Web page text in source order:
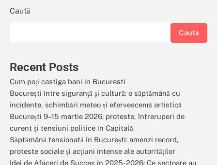
Caută
Caută
Recent Posts
Cum poți castiga bani in Bucuresti
București între siguranță și cultură: o săptămână cu
incidente, schimbări meteo și efervescență artistică
București 9–15 martie 2026: proteste, întreruperi de
curent și tensiuni politice în Capitală
Săptămână tensionată în București: amenzi record,
proteste sociale și acțiuni intense ale autorităților
Idei de Afaceri de Succes în 2025-2026: Ce sectoare au